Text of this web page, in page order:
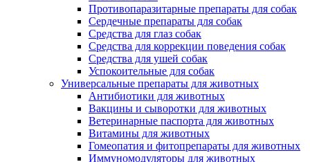
Противопаразитарные препараты для собак
Сердечные препараты для собак
Средства для глаз собак
Средства для коррекции поведения собак
Средства для ушей собак
Успокоительные для собак
Универсальные препараты для животных
Антибиотики для животных
Вакцины и сыворотки для животных
Ветеринарные паспорта для животных
Витамины для животных
Гомеопатия и фитопрепараты для животных
Иммуномодуляторы для животных